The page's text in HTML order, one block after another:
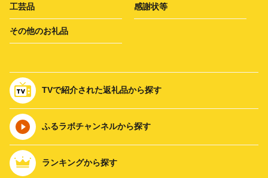
工芸品 感謝状等
その他のお礼品
TVで紹介された返礼品から探す
ふるラボチャンネルから探す
ランキングから探す